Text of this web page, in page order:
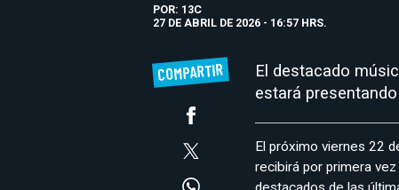
POR: 13C
27 DE ABRIL DE 2026 - 16:57 HRS.
COMPARTIR
El destacado
estará
El próximo viernes 22
recibirá por primera